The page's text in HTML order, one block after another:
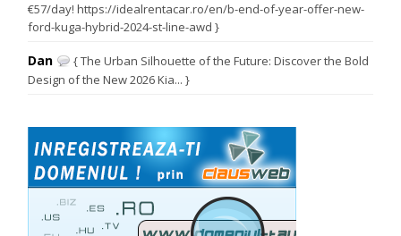
€57/day! https://idealrentacar.ro/en/b-end-of-year-offer-new-
ford-kuga-hybrid-2024-st-line-awd }
Dan
{ The Urban Silhouette of the Future: Discover the Bold
Design of the New 2026 Kia... }